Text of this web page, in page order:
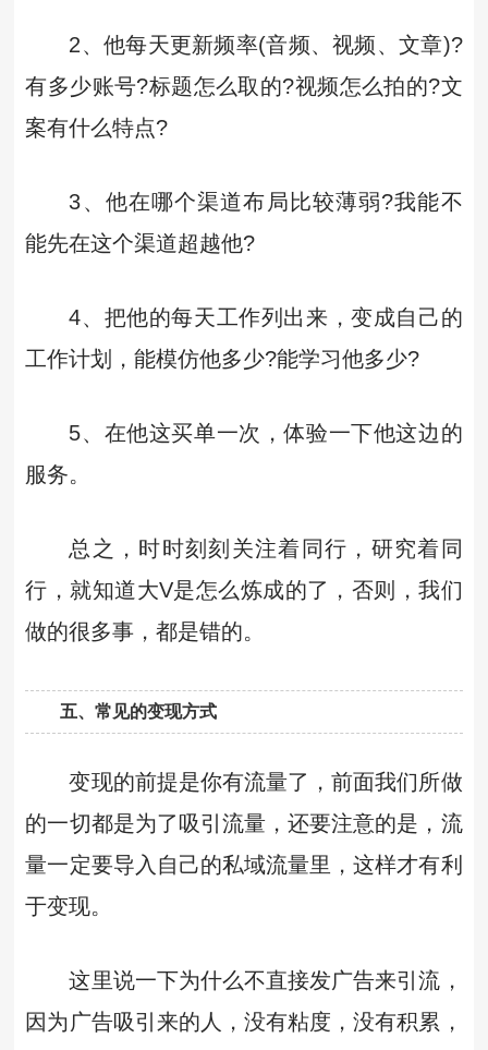
2、他每天更新频率(音频、视频、文章)?
有多少账号?标题怎么取的?视频怎么拍的?文
案有什么特点?
3、他在哪个渠道布局比较薄弱?我能不
能先在这个渠道超越他?
4、把他的每天工作列出来，变成自己的
工作计划，能模仿他多少?能学习他多少?
5、在他这买单一次，体验一下他这边的
服务。
总之，时时刻刻关注着同行，研究着同
行，就知道大V是怎么炼成的了，否则，我们
做的很多事，都是错的。
五、常见的变现方式
变现的前提是你有流量了，前面我们所做
的一切都是为了吸引流量，还要注意的是，流
量一定要导入自己的私域流量里，这样才有利
于变现。
这里说一下为什么不直接发广告来引流，
因为广告吸引来的人，没有粘度，没有积累，